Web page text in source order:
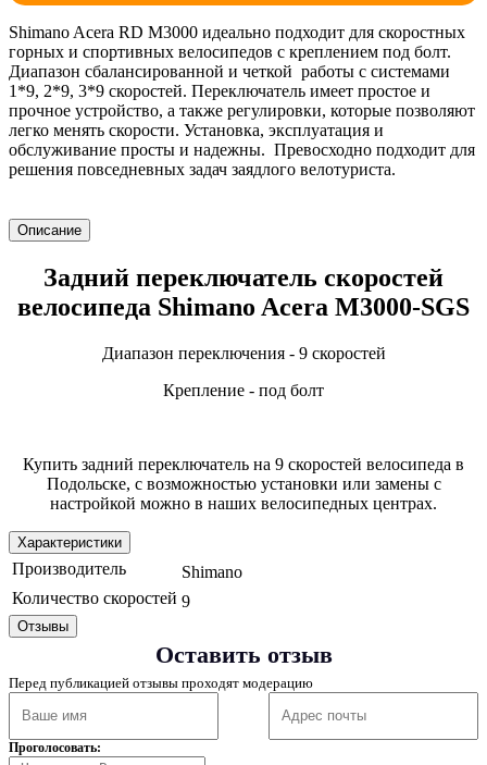
Shimano Acera RD M3000 идеально подходит для скоростных
горных и спортивных велосипедов с креплением под болт.
Диапазон сбалансированной и четкой работы с системами
1*9, 2*9, 3*9 скоростей. Переключатель имеет простое и
прочное устройство, а также регулировки, которые позволяют
легко менять скорости. Установка, эксплуатация и
обслуживание просты и надежны. Превосходно подходит для
решения повседневных задач заядлого велотуриста.
Описание
Задний переключатель скоростей
велосипеда Shimano Acera M3000-SGS
Диапазон переключения - 9 скоростей
Крепление - под болт
Купить задний переключатель на 9 скоростей велосипеда в
Подольске, с возможностью установки или замены с
настройкой можно в наших велосипедных центрах.
Характеристики
Производитель
Shimano
Количество скоростей 9
Отзывы
Оставить отзыв
Перед публикацией отзывы проходят модерацию
Проголосовать: